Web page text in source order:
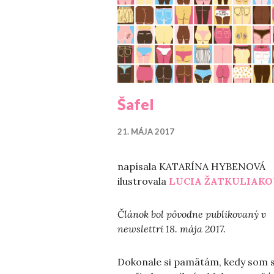
Šafel
21. MÁJA 2017
napísala KATARÍNA HYBENOVÁ
ilustrovala LUCIA
Článok bol pôvodne publikovaný v
newslettri 18. mája 2017.
Dokonale si pamätám, kedy som